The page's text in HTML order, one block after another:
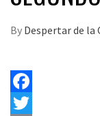
By Despertar de la
Facebook